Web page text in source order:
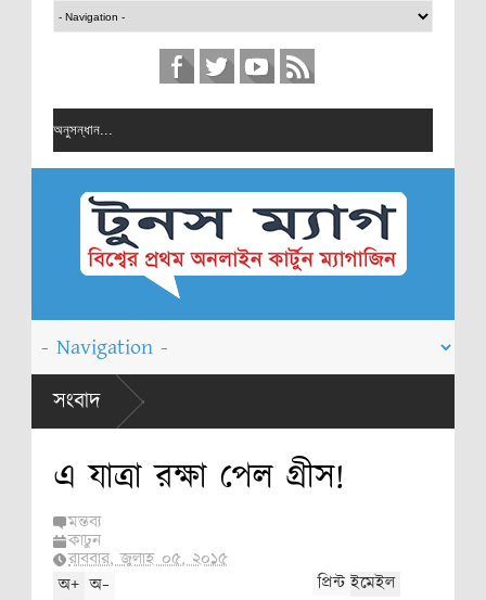
সংবাদ
এ যাত্রা রক্ষা পেল গ্রীস!
মন্তব্য
কার্টুন
রবিবার, জুলাই ০৫, ২০১৫
অ+ অ- ইমেইল
প্রিন্ট